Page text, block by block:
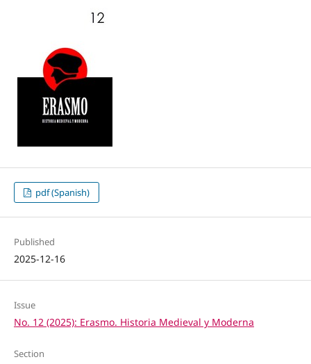
pdf (Spanish)
Published
2025-12-16
Issue
No. 12 (2025): Erasmo. Historia Medieval y Moderna
Section